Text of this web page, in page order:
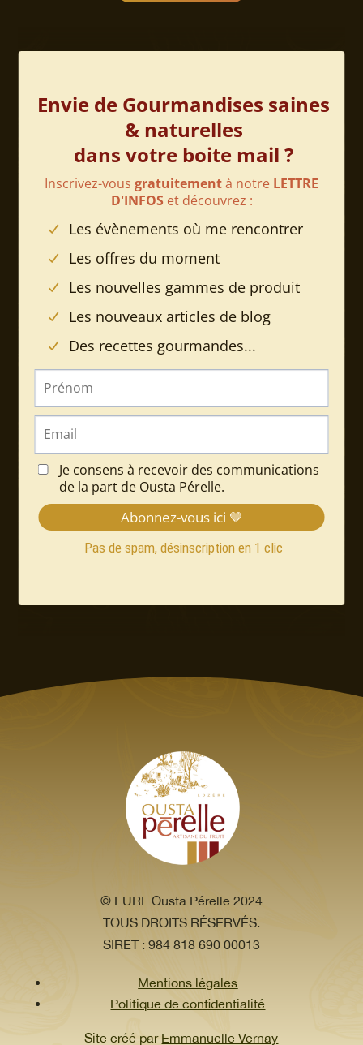
© EURL Ousta Pérelle 2024
TOUS DROITS RÉSERVÉS.
SIRET : 984 818 690 00013
Mentions légales
Politique de confidentialité
Site créé par Emmanuelle Vernay